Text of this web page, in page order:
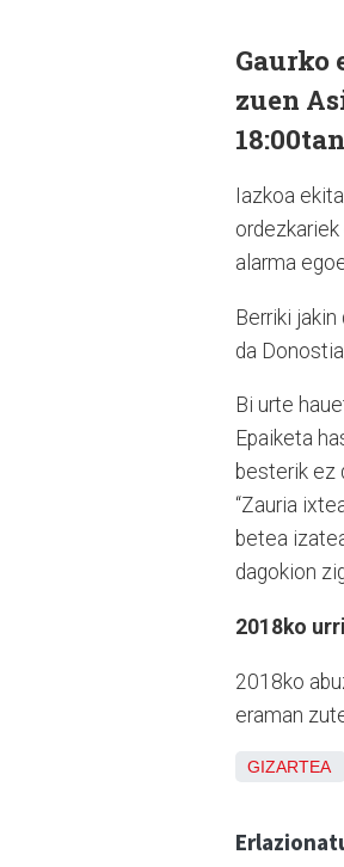
Gaurko
zuen
Iazkoa
alarma
Berriki
da
Bi urte
Epaiketa
besterik ez
“Zauria
betea
dagokion
2018ko
2018ko
eraman
GIZARTEA